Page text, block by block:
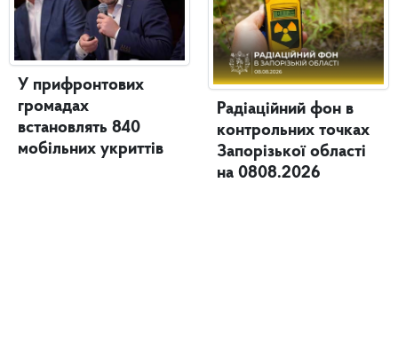
У прифронтових
громадах
встановлять 840
мобільних укриттів
Радіаційний фон в
контрольних точках
Запорізької області
на 0808.2026